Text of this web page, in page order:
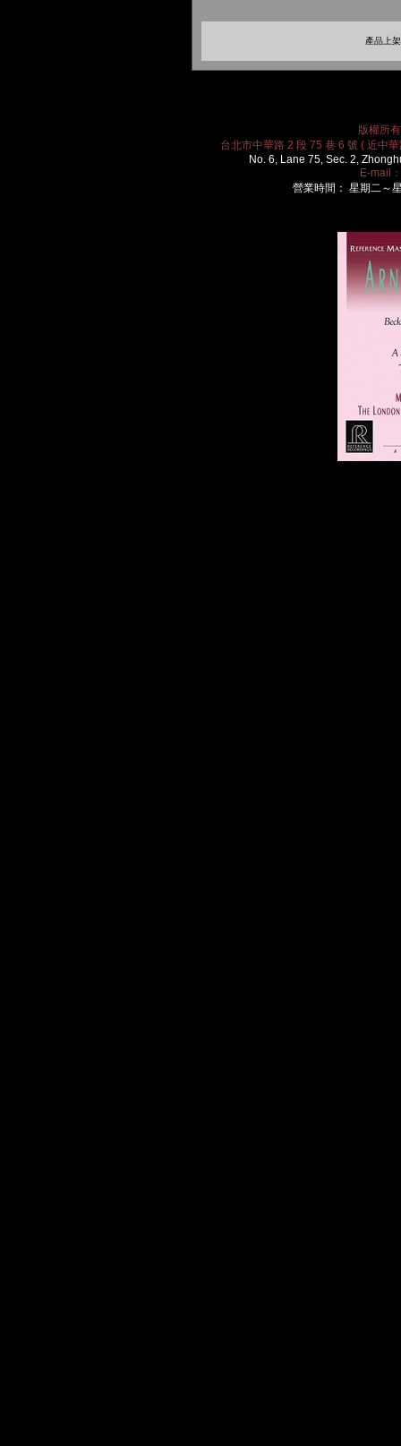
產品上
版權所
台北市中華路 2 段 75 巷 6 號 ( 近中
No. 6, Lane 75, Sec. 2,
E-mail：
營業時間： 星期二～